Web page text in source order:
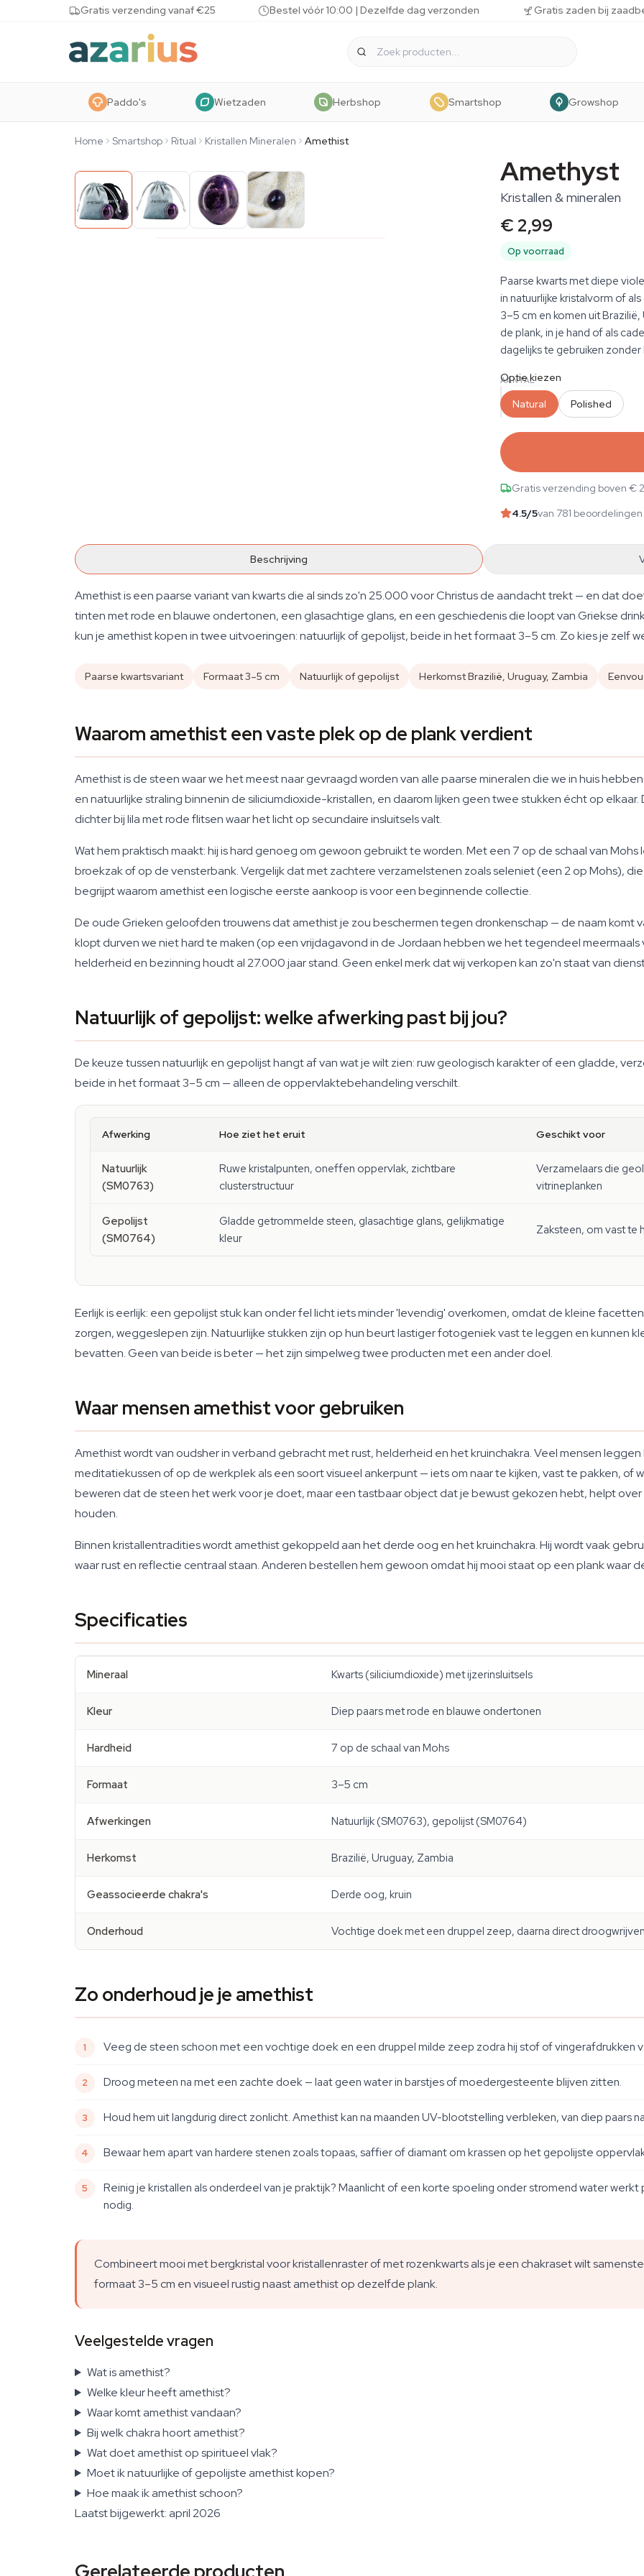
Skip to content Gratis verzending vanaf €25 Bestel vóór 10:00 | Dezelfde dag verzonden Gratis zaden bij
Paddo's Wietzaden Herbshop Smartshop Growshop
Home Smartshop Ritual Kristallen Mineralen Amethist
Amethyst
Kristallen & mineralen
€ 2,99
Op voorraad
Paarse kwarts met diepe
in natuurlijke kristalvorm of
3–5 cm en komen uit
de plank, in je hand of als
dagelijks te gebruiken zonder
AANTAL
Optie kiezen
Natural Polished
Gratis verzending boven €
4.5/5van 781 beoordelingen
Beschrijving
Amethist is een paarse variant van kwarts die al sinds zo'n 25.000 voor Christus de aandacht trekt — en dat
tinten met rode en blauwe ondertonen, een glasachtige glans, en een geschiedenis die loopt van Griekse
kun je amethist kopen in twee uitvoeringen: natuurlijk of gepolijst, beide in het formaat 3–5 cm. Zo kies je zelf
Paarse kwartsvariant Formaat 3–5 cm Natuurlijk of gepolijst Herkomst Brazilië, Uruguay, Zambia
Waarom amethist een vaste plek op de plank verdient
Amethist is de steen waar we het meest naar gevraagd worden van alle paarse mineralen die we in huis
en natuurlijke straling binnenin de siliciumdioxide-kristallen, en daarom lijken geen twee stukken écht op
dichter bij lila met rode flitsen waar het licht op secundaire insluitsels valt.
Wat hem praktisch maakt: hij is hard genoeg om gewoon gebruikt te worden. Met een 7 op de schaal van
broekzak of op de vensterbank. Vergelijk dat met zachtere verzamelstenen zoals seleniet (een 2 op Mohs),
begrijpt waarom amethist een logische eerste aankoop is voor een beginnende collectie.
De oude Grieken geloofden trouwens dat amethist je zou beschermen tegen dronkenschap — de naam komt
klopt durven we niet hard te maken (op een vrijdagavond in de Jordaan hebben we het tegendeel meermaals
helderheid en bezinning houdt al 27.000 jaar stand. Geen enkel merk dat wij verkopen kan zo'n staat van
Natuurlijk of gepolijst: welke afwerking past bij jou?
De keuze tussen natuurlijk en gepolijst hangt af van wat je wilt zien: ruw geologisch karakter of een gladde,
beide in het formaat 3–5 cm — alleen de oppervlaktebehandeling verschilt.
Afwerking Hoe ziet het eruit Geschikt voor
Natuurlijk
(SM0763)
Ruwe kristalpunten, oneffen oppervlak, zichtbare
clusterstructuur
Verzamelaars die
vitrineplanken
Gepolijst
(SM0764)
Gladde getrommelde steen, glasachtige glans, gelijkmatige
kleur
Zaksteen, om vast te
Eerlijk is eerlijk: een gepolijst stuk kan onder fel licht iets minder 'levendig' overkomen, omdat de kleine
zorgen, weggeslepen zijn. Natuurlijke stukken zijn op hun beurt lastiger fotogeniek vast te leggen en kunnen
bevatten. Geen van beide is beter — het zijn simpelweg twee producten met een ander doel.
Waar mensen amethist voor gebruiken
Amethist wordt van oudsher in verband gebracht met rust, helderheid en het kruinchakra. Veel mensen
meditatiekussen of op de werkplek als een soort visueel ankerpunt — iets om naar te kijken, vast te pakken, of
beweren dat de steen het werk voor je doet, maar een tastbaar object dat je bewust gekozen hebt, helpt
houden.
Binnen kristallentradities wordt amethist gekoppeld aan het derde oog en het kruinchakra. Hij wordt vaak
waar rust en reflectie centraal staan. Anderen bestellen hem gewoon omdat hij mooi staat op een plank waar
Specificaties
Mineraal Kwarts (siliciumdioxide) met ijzerinsluitsels
Kleur Diep paars met rode en blauwe ondertonen
Hardheid 7 op de schaal van Mohs
Formaat 3–5 cm
Afwerkingen Natuurlijk (SM0763), gepolijst (SM0764)
Herkomst Brazilië, Uruguay, Zambia
Geassocieerde chakra's Derde oog, kruin
Onderhoud Vochtige doek met een druppel zeep, daarna direct
Zo onderhoud je je amethist
Veeg de steen schoon met een vochtige doek en een druppel milde zeep zodra hij stof of vingerafdrukken
Droog meteen na met een zachte doek — laat geen water in barstjes of moedergesteente blijven zitten.
Houd hem uit langdurig direct zonlicht. Amethist kan na maanden UV-blootstelling verbleken, van diep paars
Bewaar hem apart van hardere stenen zoals topaas, saffier of diamant om krassen op het gepolijste
Reinig je kristallen als onderdeel van je praktijk? Maanlicht of een korte spoeling onder stromend water
nodig.
Combineert mooi met bergkristal voor kristallenraster of met rozenkwarts als je een chakraset wilt
formaat 3–5 cm en visueel rustig naast amethist op dezelfde plank.
Veelgestelde vragen
Wat is amethist?
Welke kleur heeft amethist?
Waar komt amethist vandaan?
Bij welk chakra hoort amethist?
Wat doet amethist op spiritueel vlak?
Moet ik natuurlijke of gepolijste amethist kopen?
Hoe maak ik amethist schoon?
Laatst bijgewerkt: april 2026